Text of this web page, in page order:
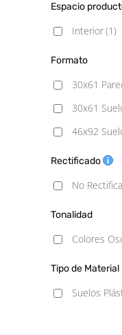
Espacio
Interior(1)
Formato
30x61
30x61
46x92
Rectificado
No
Tonalidad
Colores
Tipo de Material
Suelos